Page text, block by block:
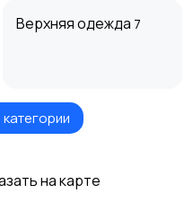
Верхняя одежда 7
Домашняя одежда
на карте